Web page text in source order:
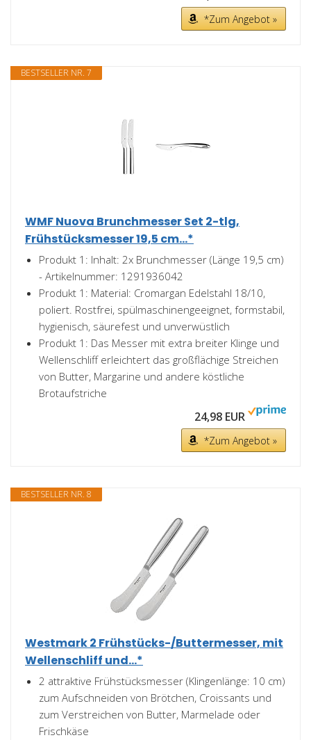
*Zum Angebot »
BESTSELLER NR. 7
WMF Nuova Brunchmesser Set 2-tlg,
Frühstücksmesser 19,5 cm...*
Produkt 1: Inhalt: 2x Brunchmesser (Länge 19,5 cm)
- Artikelnummer: 1291936042
Produkt 1: Material: Cromargan Edelstahl 18/10,
poliert. Rostfrei, spülmaschinengeeignet, formstabil,
hygienisch, säurefest und unverwüstlich
Produkt 1: Das Messer mit extra breiter Klinge und
Wellenschliff erleichtert das großflächige Streichen
von Butter, Margarine und andere köstliche
Brotaufstriche
24,98 EUR
*Zum Angebot »
BESTSELLER NR. 8
Westmark 2 Frühstücks-/Buttermesser, mit
Wellenschliff und...*
2 attraktive Frühstücksmesser (Klingenlänge: 10 cm)
zum Aufschneiden von Brötchen, Croissants und
zum Verstreichen von Butter, Marmelade oder
Frischkäse